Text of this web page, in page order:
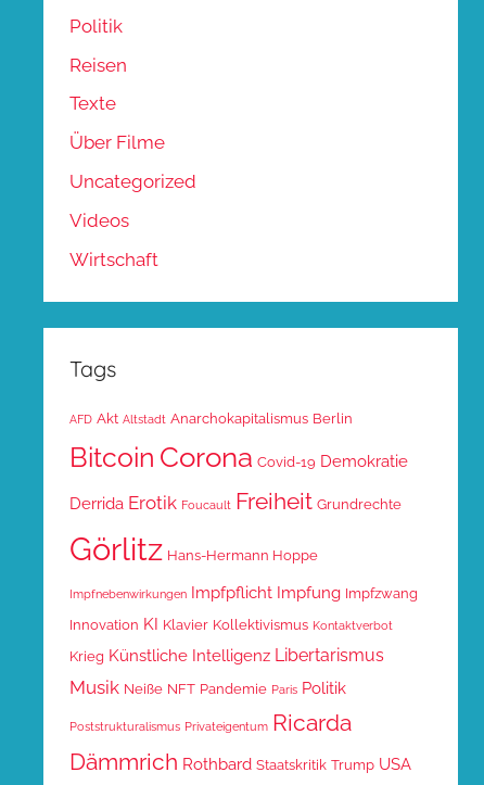
Politik
Reisen
Texte
Über Filme
Uncategorized
Videos
Wirtschaft
Tags
AFD Akt Altstadt Anarchokapitalismus Berlin
Bitcoin Corona Covid-19 Demokratie
Derrida Erotik Foucault Freiheit Grundrechte
Görlitz Hans-Hermann Hoppe
Impfnebenwirkungen Impfpflicht Impfung Impfzwang
Innovation KI Klavier Kollektivismus Kontaktverbot
Krieg Künstliche Intelligenz Libertarismus
Musik Neiße NFT Pandemie Paris Politik
Poststrukturalismus Privateigentum Ricarda
Dämmrich Rothbard Staatskritik Trump USA